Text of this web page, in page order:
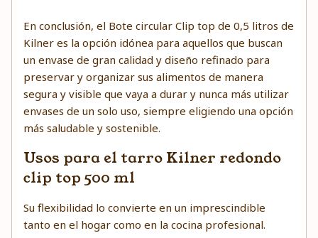
En conclusión, el Bote circular Clip top de 0,5 litros de
Kilner es la opción idónea para aquellos que buscan
un envase de gran calidad y diseño refinado para
preservar y organizar sus alimentos de manera
segura y visible que vaya a durar y nunca más utilizar
envases de un solo uso, siempre eligiendo una opción
más saludable y sostenible.
Usos para el tarro Kilner redondo
clip top 500 ml
Su flexibilidad lo convierte en un imprescindible
tanto en el hogar como en la cocina profesional.